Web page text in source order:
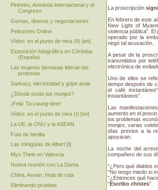
La proscripción
En febrero de este
New Light of
violencia pública”.
operado por la
negó tal acusación.
A pesar de la
transmitidos por
electrónica de
Uno de ellos se
tiempo después de
el café
instantáneos”.
Las
aumento en el
los problemas
monjes, varias
días previos a la
apoyaran.
La noche del
compañero de sus
“¿Pero qué diablos
“No tengo miedo si
“¿Entonces qué
“Escribo chistes”.
Pinheiro, Anmistía Internacional y el
Congreso
Gemas, dineros y negociaciones
Peticiones Online
Vídeo: en el punto de mira (II) [en]
Exposición fotográfica en Córdoba
(España)
Las mujeres birmanas lideran las
protestas
Sarkozy, electricidad y gripe aviar
¿Dónde están los monjes?
¡Feliz Ta-zaung-dine!
Vídeo: en el punto de mira (I) [en]
La UE, la ONU y la ASEAN
Foto de familia
Las miniguías de Albert [I]
Myo Thein en Valencia
Nueva reunión con La Dama
China, Asean, Hoja de ruta
Eliminando pruebas